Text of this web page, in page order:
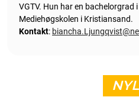
VGTV. Hun har en bachelorgrad
Mediehøgskolen i Kristiansand.
Kontakt: